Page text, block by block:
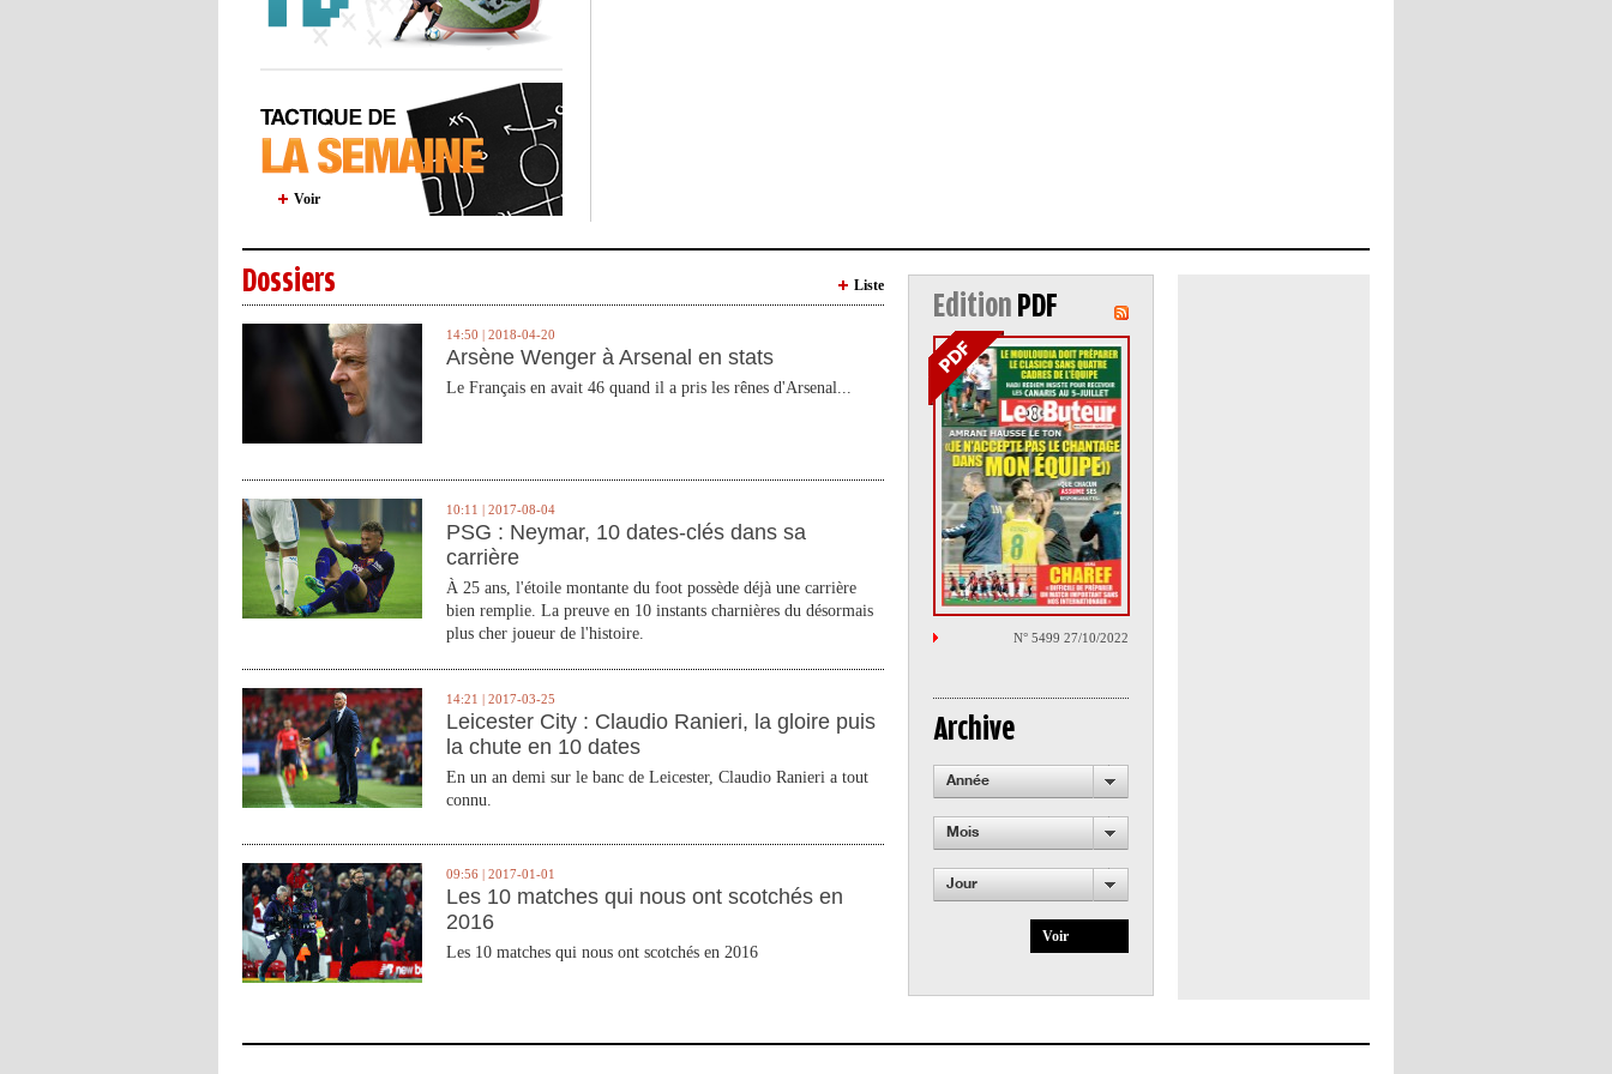
Voir
Dossiers Liste
14:50 | 2018-04-20
Arsène Wenger à Arsenal en stats
Le Français en avait 46 quand il a pris les rênes d'Arsenal...
10:11 | 2017-08-04
PSG : Neymar, 10 dates-clés dans sa
carrière
À 25 ans, l'étoile montante du foot possède déjà une carrière
bien remplie. La preuve en 10 instants charnières du désormais
plus cher joueur de l'histoire.
14:21 | 2017-03-25
Leicester City : Claudio Ranieri, la gloire puis
la chute en 10 dates
En un an demi sur le banc de Leicester, Claudio Ranieri a tout
connu.
09:56 | 2017-01-01
Les 10 matches qui nous ont scotchés en
2016
Les 10 matches qui nous ont scotchés en 2016
Edition PDF
N° 5499 27/10/2022
Archive
Année
Mois
Jour
Voir